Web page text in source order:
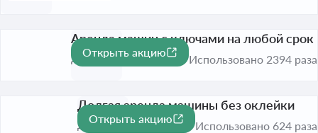
Аренда машин с ключами на любой срок
До 31 окт. 2026
Открыть акцию
Использовано 2394 раза
Долгая аренда машины без оклейки
До 31 окт. 2026
Открыть акцию
Использовано 624 раза